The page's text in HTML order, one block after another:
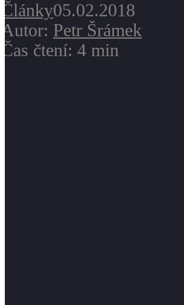
Články05.02.2018
Autor: Petr Šrámek
Čas čtení: 4 min